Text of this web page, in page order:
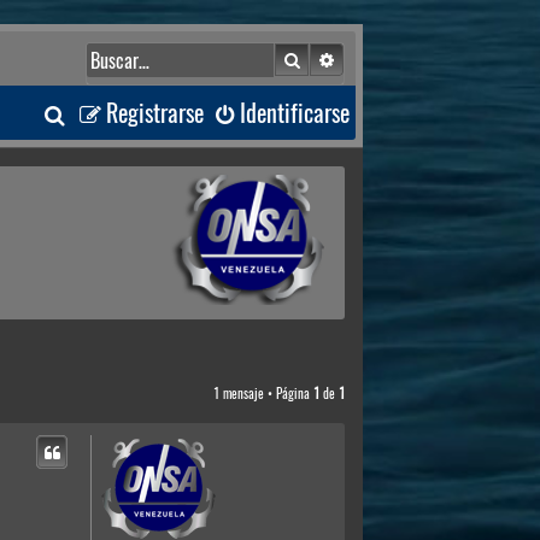
BuscarBúsqueda avanzada
Identificarse
Registrarse
B
u
a
1 mensaje • Página 1 de 1